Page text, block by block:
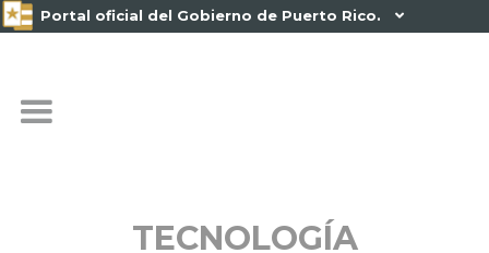
Portal oficial del Gobierno de Puerto Rico. 
TECNOLOGÍA